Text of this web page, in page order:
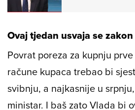
Ovaj tjedan usvaja se zakon
Povrat poreza za kupnju
račune kupaca trebao bi
svibnju, a najkasnije u
ministar. I baš zato Vlada bi